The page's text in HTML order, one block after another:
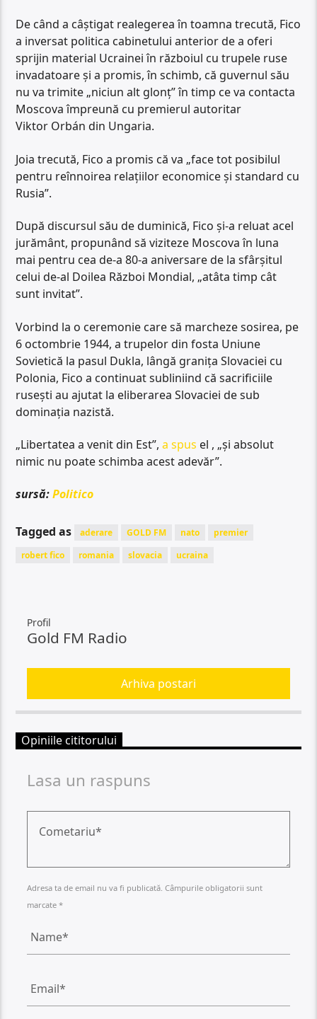
De când a câștigat realegerea în toamna trecută, Fico
a inversat politica cabinetului anterior de a oferi
sprijin material Ucrainei în războiul cu trupele ruse
invadatoare și a promis, în schimb, că guvernul său
nu va trimite „niciun alt glonț” în timp ce va contacta
Moscova împreună cu premierul autoritar
Viktor Orbán din Ungaria.
Joia trecută, Fico a promis că va „face tot posibilul
pentru reînnoirea relațiilor economice și standard cu
Rusia”.
După discursul său de duminică, Fico și-a reluat acel
jurământ, propunând să viziteze Moscova în luna
mai pentru cea de-a 80-a aniversare de la sfârșitul
celui de-al Doilea Război Mondial, „atâta timp cât
sunt invitat”.
Vorbind la o ceremonie care să marcheze sosirea, pe
6 octombrie 1944, a trupelor din fosta Uniune
Sovietică la pasul Dukla, lângă granița Slovaciei cu
Polonia, Fico a continuat subliniind că sacrificiile
rusești au ajutat la eliberarea Slovaciei de sub
dominația nazistă.
„Libertatea a venit din Est”,a spus el , „și absolut
nimic nu poate schimba acest adevăr”.
sursă:Politico
Tagged as aderare GOLD FM nato
premier
robert fico
romania slovacia ucraina
Profil
Gold FM Radio
Arhiva postari
Opiniile cititorului
Lasa un raspuns
Adresa ta de email nu va fi publicată. Câmpurile obligatorii sunt
marcate *